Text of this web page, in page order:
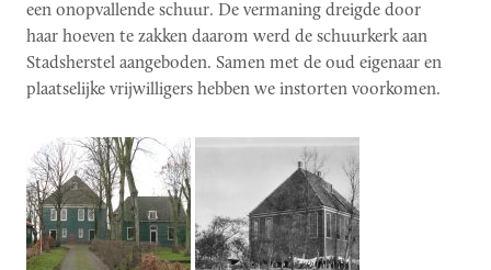
een onopvallende schuur. De vermaning dreigde door
haar hoeven te zakken daarom werd de schuurkerk aan
Stadsherstel aangeboden. Samen met de oud eigenaar en
plaatselijke vrijwilligers hebben we instorten voorkomen.